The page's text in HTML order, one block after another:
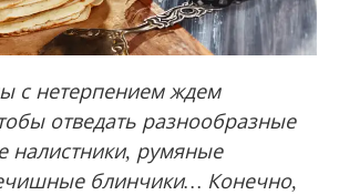
с нетерпением ждем
отведать разнообразные
налистники, румяные
блинчики… Конечно,